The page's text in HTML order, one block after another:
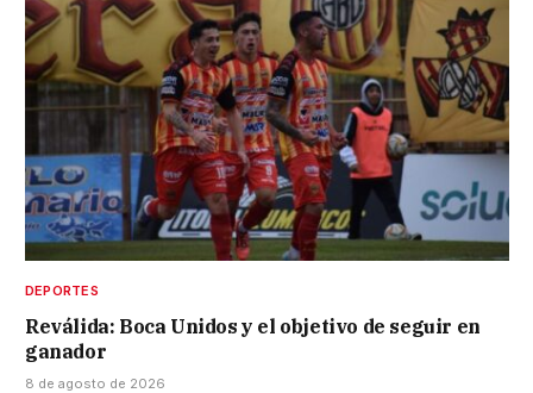
DEPORTES
Reválida: Boca Unidos y el objetivo de seguir en
ganador
8 de agosto de 2026